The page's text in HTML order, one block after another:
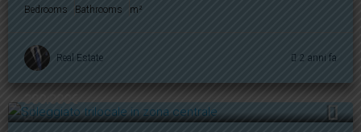
Bedrooms Bathrooms m²
Real Estate 2 anni fa
380.000€